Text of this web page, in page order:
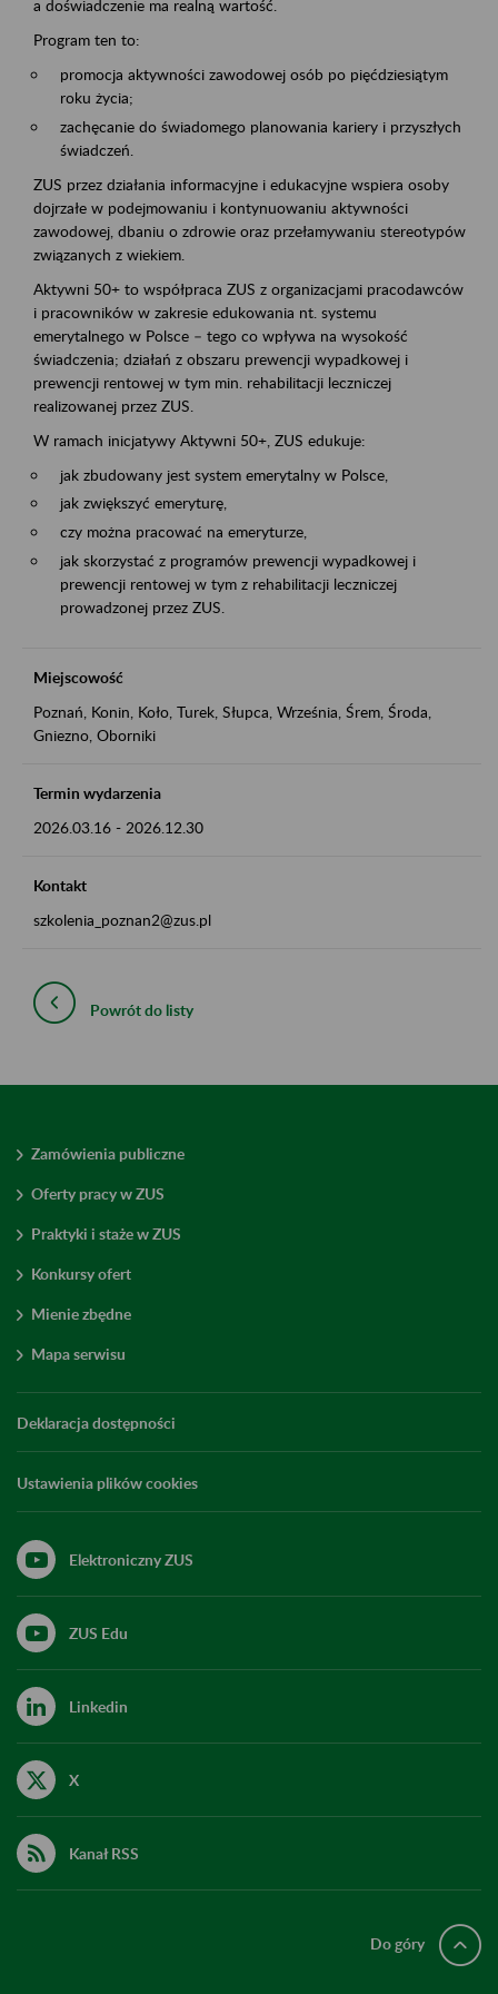
a doświadczenie ma realną wartość.
Program ten to:
promocja aktywności zawodowej osób po pięćdziesiątym
roku życia;
zachęcanie do świadomego planowania kariery i przyszłych
świadczeń.
ZUS przez działania informacyjne i edukacyjne wspiera osoby
dojrzałe w podejmowaniu i kontynuowaniu aktywności
zawodowej, dbaniu o zdrowie oraz przełamywaniu stereotypów
związanych z wiekiem.
Aktywni 50+ to współpraca ZUS z organizacjami pracodawców
i pracowników w zakresie edukowania nt. systemu
emerytalnego w Polsce – tego co wpływa na wysokość
świadczenia; działań z obszaru prewencji wypadkowej i
prewencji rentowej w tym min. rehabilitacji leczniczej
realizowanej przez ZUS.
W ramach inicjatywy Aktywni 50+, ZUS edukuje:
jak zbudowany jest system emerytalny w Polsce,
jak zwiększyć emeryturę,
czy można pracować na emeryturze,
jak skorzystać z programów prewencji wypadkowej i
prewencji rentowej w tym z rehabilitacji leczniczej
prowadzonej przez ZUS.
Miejscowość
Poznań, Konin, Koło, Turek, Słupca, Września, Śrem, Środa,
Gniezno, Oborniki
Termin wydarzenia
2026.03.16 - 2026.12.30
Kontakt
szkolenia_poznan2@zus.pl
Powrót do listy
Zamówienia publiczne
Oferty pracy w ZUS
Praktyki i staże w ZUS
Konkursy ofert
Mienie zbędne
Mapa serwisu
Deklaracja dostępności
Ustawienia plików cookies
Elektroniczny ZUS
ZUS Edu
Linkedin
X
Kanał RSS
Do góry